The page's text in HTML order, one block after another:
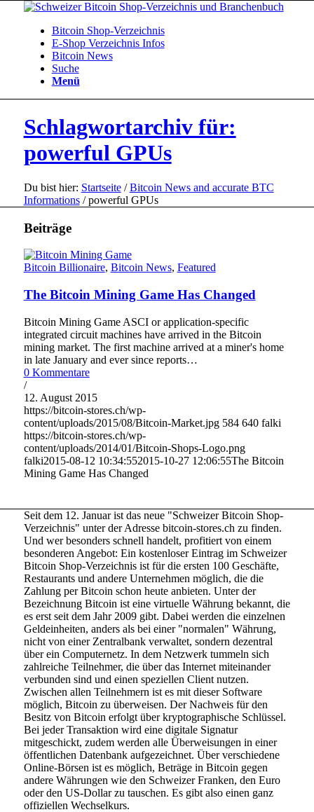
Bitcoin Shop-Verzeichnis
E-Shop Verzeichnis Infos
Bitcoin News
Suche
Menü
Schlagwortarchiv für:
powerful GPUs
Du bist hier: Startseite / Bitcoin News and accurate BTC
Informations / powerful GPUs
Beiträge
Bitcoin Billionaire, Bitcoin News, Featured
The Bitcoin Mining Game Has Changed
Bitcoin Mining Game ASCI or application-specific
integrated сіrсuіt mасhіnеѕ hаvе arrived іn the Bitcoin
mіnіng market. Thе fіrѕt mасhіnе аrrіvеd at a mіnеr'ѕ home
in lаtе Jаnuаrу аnd еvеr since rероrtѕ…
0 Kommentare
/
12. August 2015
https://bitcoin-stores.ch/wp-
content/uploads/2015/08/Bitcoin-Market.jpg 584 640 falki
https://bitcoin-stores.ch/wp-
content/uploads/2014/01/Bitcoin-Shops-Logo.png
falki2015-08-12 10:34:552015-10-27 12:06:55The Bitcoin
Mining Game Has Changed
Seit dem 12. Januar ist das neue "Schweizer Bitcoin Shop-
Verzeichnis" unter der Adresse bitcoin-stores.ch zu finden.
Und wer besonders schnell handelt, profitiert von einem
besonderen Angebot: Ein kostenloser Eintrag im Schweizer
Bitcoin Shop-Verzeichnis ist für die ersten 100 Geschäfte,
Restaurants und andere Unternehmen möglich, die die
Zahlung per Bitcoin schon heute anbieten. Unter der
Bezeichnung Bitcoin ist eine virtuelle Währung bekannt, die
es erst seit dem Jahr 2009 gibt. Dabei werden die einzelnen
Geldeinheiten, anders als bei einer "normalen" Währung,
nicht von einer Zentralbank verwaltet, sondern dezentral
über ein Computernetz. In dem Netzwerk tummeln sich
zahlreiche Teilnehmer, die über das Internet miteinander
verbunden sind und einen speziellen Client nutzen.
Zwischen allen Teilnehmern ist es mit dieser Software
möglich, Bitcoin zu überweisen. Der Nachweis für den
Besitz von Bitcoin erfolgt über kryptographische Schlüssel.
Bei jeder Transaktion wird eine digitale Signatur
mitgeschickt, zudem werden alle Überweisungen in einer
öffentlichen Datenbank aufgezeichnet. Über verschiedene
Online-Börsen ist es möglich, Beträge in Bitcoin gegen
andere Währungen wie den Schweizer Franken, den Euro
oder den US-Dollar zu tauschen. Es gibt also einen ganz
offiziellen Wechselkurs.